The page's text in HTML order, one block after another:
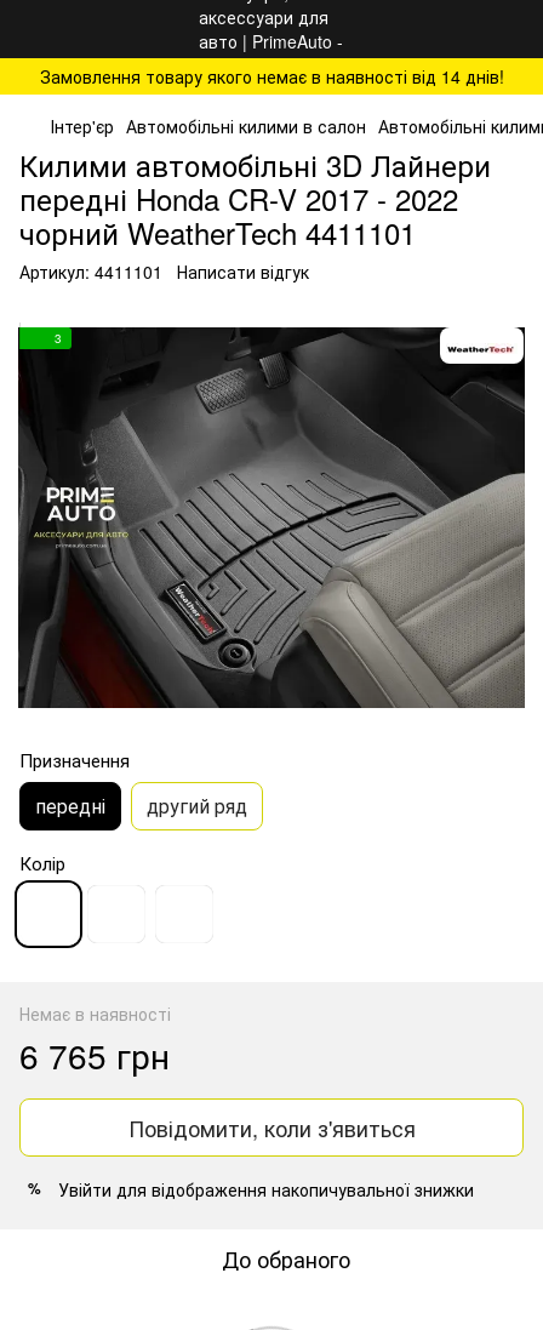
Замовлення товару якого немає в наявності від 14 днів!
Інтер'єр Автомобільні килими в салон Автомобільні
Килими автомобільні 3D Лайнери
передні Honda CR-V 2017 - 2022
чорний WeatherTech 4411101
Артикул: 4411101 Написати відгук
3
Призначення
передні другий ряд
Колір
Немає в наявності
6 765 грн
Повідомити, коли з'явиться
% Увійти для відображення накопичувальної знижки
До обраного